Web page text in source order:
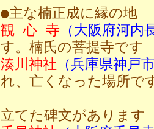
●主な楠正成に縁の地
観 心 寺 （大阪府河内
す。楠氏の菩提寺です
湊川神社 （兵庫県神戸
れ、亡くなった場所で
立てた碑文があります